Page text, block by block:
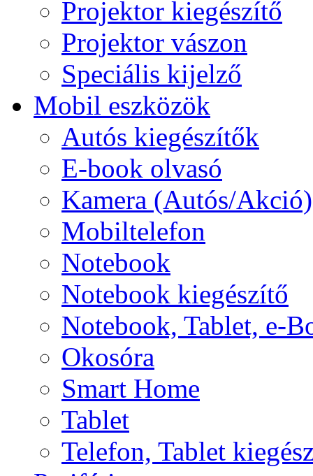
Projektor kiegészítő
Projektor vászon
Speciális kijelző
Mobil eszközök
Autós kiegészítők
E-book olvasó
Kamera (Autós/Akció)
Mobiltelefon
Notebook
Notebook kiegészítő
Notebook, Tablet, e-
Okosóra
Smart Home
Tablet
Telefon, Tablet